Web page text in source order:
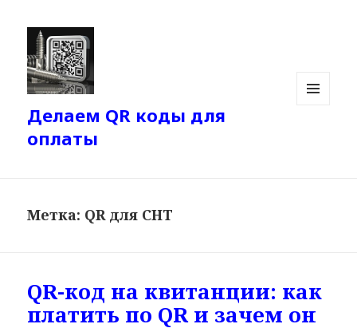
Делаем QR коды для
оплаты
Метка: QR для СНТ
QR-код на квитанции: как
платить по QR и зачем он